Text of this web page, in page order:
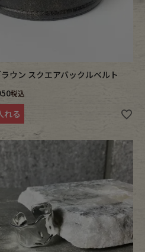
ウン スクエアバックルベルト
税込
れる